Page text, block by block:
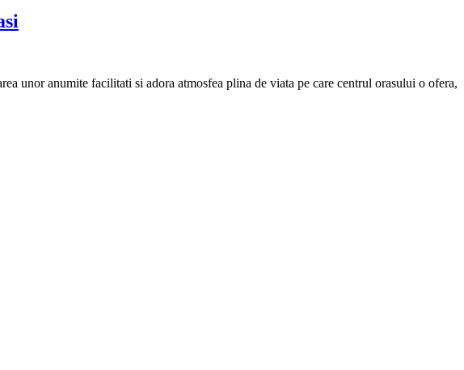
unor anumite facilitati si adora atmosfea plina de viata pe care centrul orasului o ofera,